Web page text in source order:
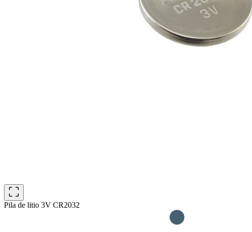
Pila de litio 3V CR2032